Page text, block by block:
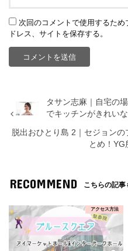
次回のコメントで使用するた
ドレス、サイトを保存する。
タサン志麻｜自宅の
でキッチンがきれい
脱出おひとり島 2｜セジョンの
とめ！YG
RECOMMEND こちらの記事
アクセス方法